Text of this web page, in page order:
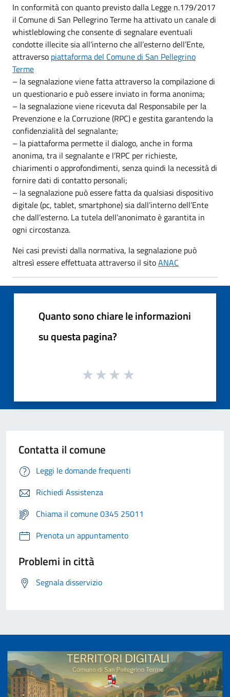
In conformità con quanto previsto dalla Legge n.179/2017
il Comune di San Pellegrino Terme ha attivato un canale di
whistleblowing che consente di segnalare eventuali
condotte illecite sia all’interno che all’esterno dell’Ente,
attraverso piattaforma del Comune di San Pellegrino
Terme
– la segnalazione viene fatta attraverso la compilazione di
un questionario e può essere inviato in forma anonima;
– la segnalazione viene ricevuta dal Responsabile per la
Prevenzione e la Corruzione (RPC) e gestita garantendo la
confidenzialità del segnalante;
– la piattaforma permette il dialogo, anche in forma
anonima, tra il segnalante e l’RPC per richieste,
chiarimenti o approfondimenti, senza quindi la necessità di
fornire dati di contatto personali;
– la segnalazione può essere fatta da qualsiasi dispositivo
digitale (pc, tablet, smartphone) sia dall’interno dell’Ente
che dall’esterno. La tutela dell’anonimato è garantita in
ogni circostanza.
Nei casi previsti dalla normativa, la segnalazione può
altresì essere effettuata attraverso il sitoANAC
Quanto sono chiare le informazioni
su questa pagina?
Contatta il comune
Leggi le domande frequenti
Richiedi Assistenza
Chiama il comune 0345 25011
Prenota un appuntamento
Problemi in città
Segnala disservizio